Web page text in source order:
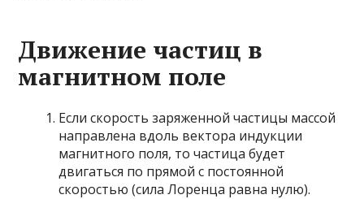
Движение частиц в
магнитном поле
Если скорость заряженной частицы массой
направлена вдоль вектора индукции
магнитного поля, то частица будет
двигаться по прямой с постоянной
скоростью (сила Лоренца равна нулю).